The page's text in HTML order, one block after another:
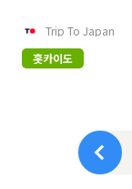
Trip To Japan
홋카이도